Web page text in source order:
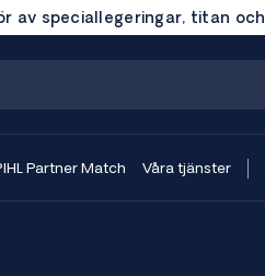
av speciallegeringar, titan och
Partner Match Våra tjänster